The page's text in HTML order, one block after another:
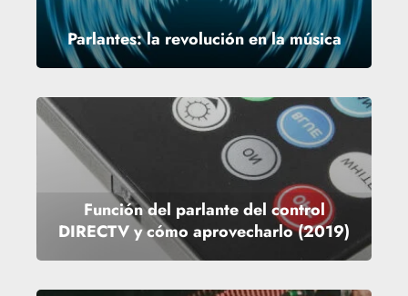
Parlantes: la revolución en la música
Función del parlante del control
DIRECTV y cómo aprovecharlo (2019)